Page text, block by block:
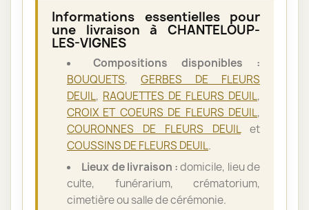
Informations essentielles pour
une livraison à CHANTELOUP-
LES-VIGNES
Compositions disponibles :
BOUQUETS, GERBES DE FLEURS
DEUIL, RAQUETTES DE FLEURS DEUIL,
CROIX ET COEURS DE FLEURS DEUIL,
COURONNES DE FLEURS DEUILet
COUSSINS DE FLEURS DEUIL.
Lieux de livraison :domicile, lieu de
culte, funérarium, crématorium,
cimetière ou salle de cérémonie.